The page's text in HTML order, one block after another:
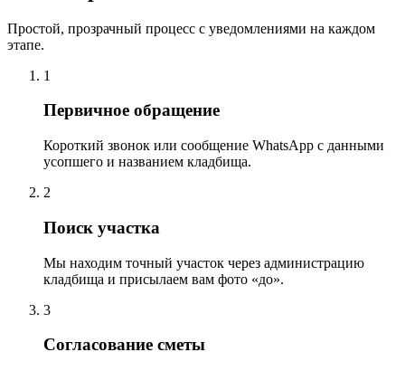
Простой, прозрачный процесс с уведомлениями на каждом
этапе.
1
Первичное обращение
Короткий звонок или сообщение WhatsApp с данными
усопшего и названием кладбища.
2
Поиск участка
Мы находим точный участок через администрацию
кладбища и присылаем вам фото «до».
3
Согласование сметы